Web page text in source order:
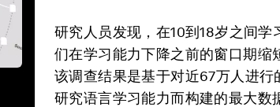
研究人员发现，在10到18岁之间
们在学习能力下降之前的窗口期缩
该调查结果是基于对近67万人进
研究语言学习能力而构建的最大数